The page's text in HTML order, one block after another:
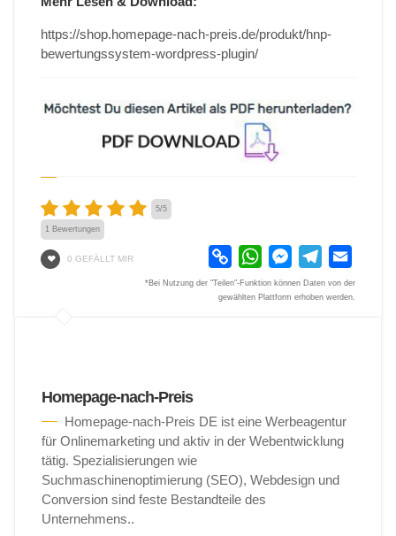
https://shop.homepage-nach-preis.de/produkt/hnp-
bewertungssystem-wordpress-plugin/
5/5
1 Bewertungen
0 GEFÄLLT MIR
Copy
Link
WhatsAppMessenger
Telegram
*Bei Nutzung der "Teilen"-Funktion können Daten von der
gewählten Plattform erhoben werden.
Homepage-nach-Preis
Homepage-nach-Preis DE ist eine Werbeagentur
für Onlinemarketing und aktiv in der Webentwicklung
tätig. Spezialisierungen wie
Suchmaschinenoptimierung (SEO), Webdesign und
Conversion sind feste Bestandteile des
Unternehmens..